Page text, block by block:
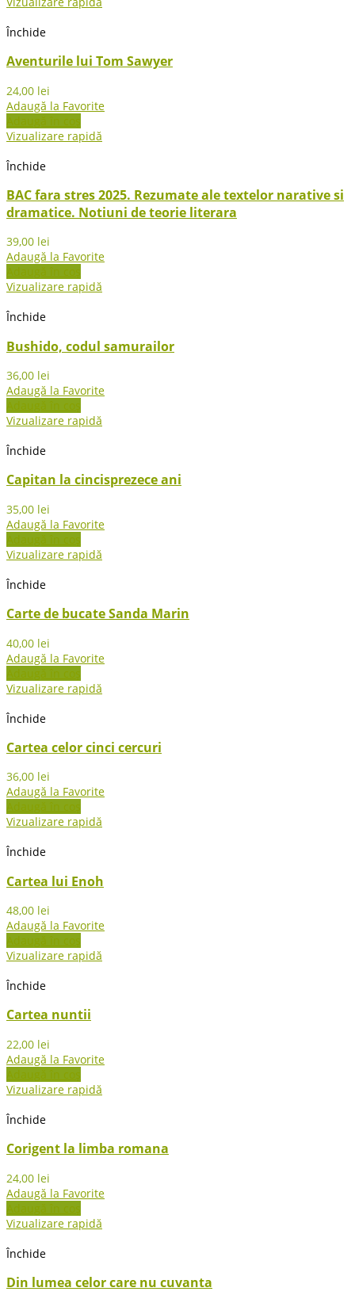
Închide
Aventurile lui Tom Sawyer
24,00 lei
Adaugă la Favorite
Adaugă în coș
Vizualizare rapidă
Închide
BAC fara stres 2025. Rezumate ale textelor narative si
dramatice. Notiuni de teorie literara
39,00 lei
Adaugă la Favorite
Adaugă în coș
Vizualizare rapidă
Închide
Bushido, codul samurailor
36,00 lei
Adaugă la Favorite
Adaugă în coș
Vizualizare rapidă
Închide
Capitan la cincisprezece ani
35,00 lei
Adaugă la Favorite
Adaugă în coș
Vizualizare rapidă
Închide
Carte de bucate Sanda Marin
40,00 lei
Adaugă la Favorite
Adaugă în coș
Vizualizare rapidă
Închide
Cartea celor cinci cercuri
36,00 lei
Adaugă la Favorite
Adaugă în coș
Vizualizare rapidă
Închide
Cartea lui Enoh
48,00 lei
Adaugă la Favorite
Adaugă în coș
Vizualizare rapidă
Închide
Cartea nuntii
22,00 lei
Adaugă la Favorite
Adaugă în coș
Vizualizare rapidă
Închide
Corigent la limba romana
24,00 lei
Adaugă la Favorite
Adaugă în coș
Vizualizare rapidă
Închide
Din lumea celor care nu cuvanta